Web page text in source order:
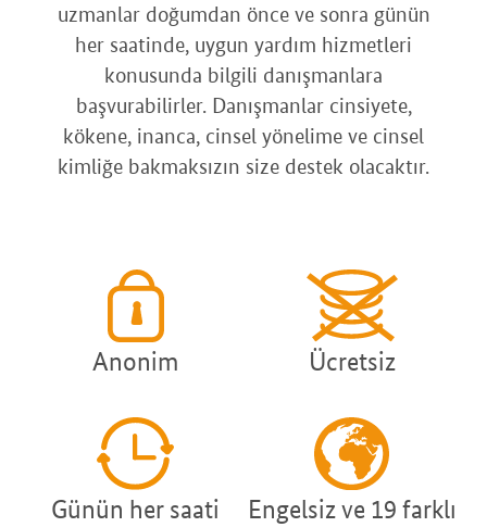
uzmanlar doğumdan önce ve sonra günün
her saatinde, uygun yardım hizmetleri
konusunda bilgili danışmanlara
başvurabilirler. Danışmanlar cinsiyete,
kökene, inanca, cinsel yönelime ve cinsel
kimliğe bakmaksızın size destek olacaktır.
Anonim Ücretsiz
Günün her saati
Engelsiz ve 19 farklı